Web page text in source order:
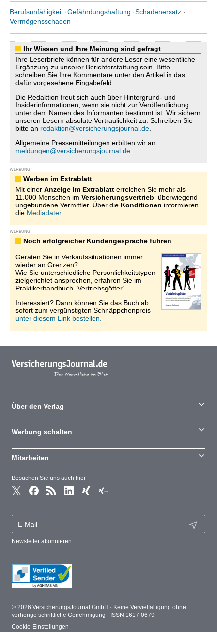
Berufsunfähigkeit ·Gefährdungshaftung ·Schadenersatz ·
Vermögensschaden
Ihr Wissen und Ihre Meinung sind gefragt
Ihre Leserbriefe können für andere Leser eine wesentliche
Ergänzung zu unserer Berichterstattung sein. Bitte
schreiben Sie Ihre Kommentare unter den Artikel in das
dafür vorgesehene Eingabefeld.
Die Redaktion freut sich auch über Hintergrund- und
Insiderinformationen, wenn sie nicht zur Veröffentlichung
unter dem Namen des Informanten bestimmt ist. Wir sichern
unseren Lesern absolute Vertraulichkeit zu. Schreiben Sie
bitte an redaktion@versicherungsjournal.de
Allgemeine Pressemitteilungen erbitten wir an
meldungen@versicherungsjournal.de
WERBUNG
Werben im Extrablatt
Mit einer Anzeige im Extrablatt erreichen Sie mehr als
11.000 Menschen im Versicherungsvertrieb , überwiegend
ungebundene Vermittler. Über die Konditionen informieren
die Mediadaten
WERBUNG
Noch erfolgreicher Kundengespräche führen
Geraten Sie in Verkaufssituationen immer
wieder an Grenzen?
Wie Sie unterschiedliche Persönlichkeitstypen
zielgerichtet ansprechen, erfahren Sie im
Praktikerhandbuch „Vertriebsgötter“.
Interessiert? Dann können Sie das Buch ab
sofort zum vergünstigten Schnäppchenpreis
unter diesem Link bestellen.
Besuchen Sie uns auch hier
Newsletter abonnieren
Über den Verlag
Werbung schalten
Mitarbeiten
© 2026 VersicherungsJournal GmbH · Keine Vervielfältigung ohne
vorherige schriftliche Genehmigung · ISSN 1617-0679
Cookie-Einstellungen